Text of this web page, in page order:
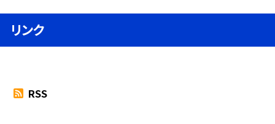
リンク
RSS